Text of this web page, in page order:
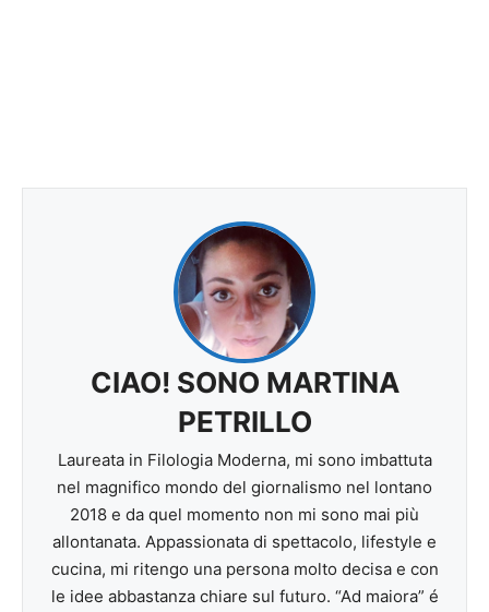
CIAO! SONO MARTINA
PETRILLO
Laureata in Filologia Moderna, mi sono imbattuta
nel magnifico mondo del giornalismo nel lontano
2018 e da quel momento non mi sono mai più
allontanata. Appassionata di spettacolo, lifestyle e
cucina, mi ritengo una persona molto decisa e con
le idee abbastanza chiare sul futuro. “Ad maiora” é